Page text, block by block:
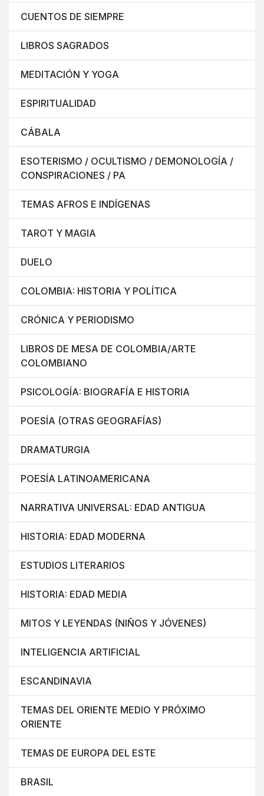
CUENTOS DE SIEMPRE
LIBROS SAGRADOS
MEDITACIÓN Y YOGA
ESPIRITUALIDAD
CÁBALA
ESOTERISMO / OCULTISMO / DEMONOLOGÍA /
CONSPIRACIONES / PA
TEMAS AFROS E INDÍGENAS
TAROT Y MAGIA
DUELO
COLOMBIA: HISTORIA Y POLÍTICA
CRÓNICA Y PERIODISMO
LIBROS DE MESA DE COLOMBIA/ARTE
COLOMBIANO
PSICOLOGÍA: BIOGRAFÍA E HISTORIA
POESÍA (OTRAS GEOGRAFÍAS)
DRAMATURGIA
POESÍA LATINOAMERICANA
NARRATIVA UNIVERSAL: EDAD ANTIGUA
HISTORIA: EDAD MODERNA
ESTUDIOS LITERARIOS
HISTORIA: EDAD MEDIA
MITOS Y LEYENDAS (NIÑOS Y JÓVENES)
INTELIGENCIA ARTIFICIAL
ESCANDINAVIA
TEMAS DEL ORIENTE MEDIO Y PRÓXIMO
ORIENTE
TEMAS DE EUROPA DEL ESTE
BRASIL